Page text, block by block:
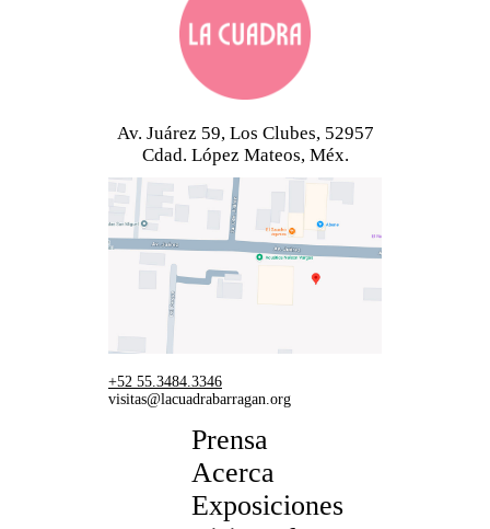
Av. Juárez 59, Los Clubes, 52957
Cdad. López Mateos, Méx.
+52 55.3484.3346
visitas@lacuadrabarragan.org
Prensa
Acerca
Exposiciones